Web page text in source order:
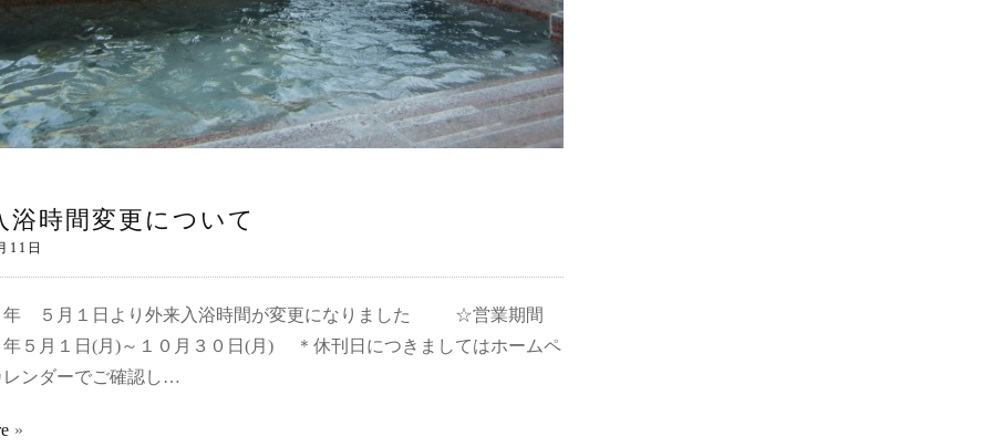
浴時間変更について
年 ５月１日より外来入浴時間が変更になりました ☆営業期間
年５月１日(月)～１０月３０日(月) ＊休刊日につきましてはホームペ
レンダーでご確認し…